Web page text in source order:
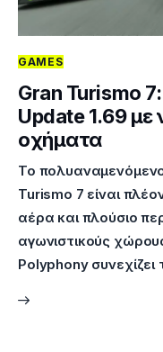
GAMES
Gran Turismo
Update 1.69
οχήματα
Το
Turismo 7 είναι
αέρα και πλούσιο
αγωνιστικούς
Polyphony